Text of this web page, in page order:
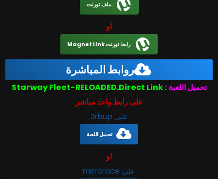
ملف تورنت
او
رابط تورنت Magnet Link
روابط المباشرة
تحميل اللعبة :Starway Fleet-RELOADED.Direct Link
على رابط واحد مباشر
على 3rbup
تحميل اللعبة
او
على mirrorace